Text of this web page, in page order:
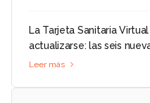
La Tarjeta Sanitaria
actualizarse: las seis
Leer más